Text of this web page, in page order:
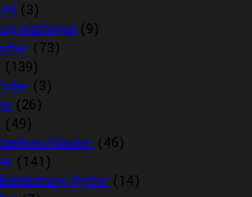
(3)
martingal (9)
(73)
(139)
(3)
(26)
(49)
Masker (46)
(141)
Beklædning Rytter (14)